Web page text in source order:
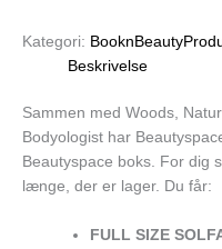
Kategori:
Beskrivelse
Sammen med Woods,
Bodyologist har
Beautyspace boks. For dig
længe, der er lager. Du får:
FULL SIZE